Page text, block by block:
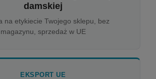
damskiej
na etykiecie Twojego sklepu, bez
magazynu, sprzedaż w UE
EKSPORT UE